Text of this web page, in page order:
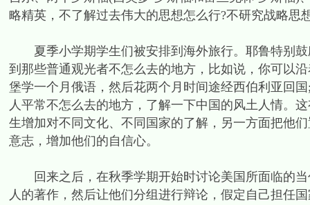
略精英，不了解过去伟大的思想怎么行?不研究战略思
夏季小学期学生们被安排到海外旅行。耶鲁特别鼓
到那些普通观光者不怎么去的地方，比如说，你可以
堡学一个月俄语，然后花两个月时间途经西伯利亚回
人平常不怎么去的地方，了解一下中国的风土人情。
生增加对不同文化、不同国家的了解，另一方面把他
意志，增加他们的自信心。
回来之后，在秋季学期开始时讨论美国所面临的当
人的著作，然后让他们分组进行辩论，假定自己担任